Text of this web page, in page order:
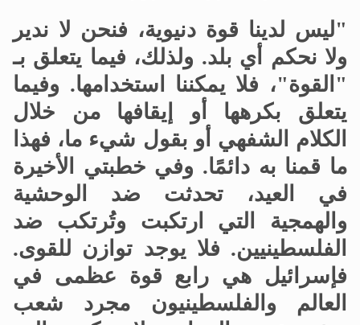
"ليس لدينا قوة دنيوية، فنحن لا ندير
ولا نحكم أي بلد. ولذلك، فيما يتعلق بـ
"القوة"، فلا يمكننا استخدامها. وفيما
يتعلق بكرهها أو إيقافها من خلال
الكلام الشفهي أو بقول شيء ما، فهذا
ما قمنا به دائمًا. وفي خطبتي الأخيرة
في العيد، تحدثت ضد الوحشية
والهمجية التي ارتكبت وتُرتكب ضد
الفلسطينيين. فلا يوجد توازن للقوى.
فإسرائيل هي رابع قوة عظمى في
العالم والفلسطينيون مجرد شعب